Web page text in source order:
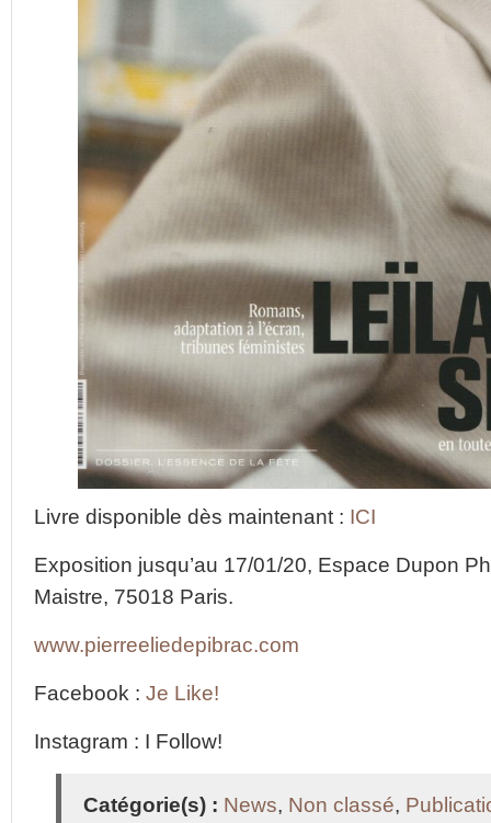
Livre disponible dès maintenant : ICI
Exposition jusqu’au 17/01/20, Espace Dupon
Maistre, 75018 Paris.
www.pierreeliedepibrac.com
Facebook : Je Like!
Instagram : I Follow!
Catégorie(s) : News, Non classé,